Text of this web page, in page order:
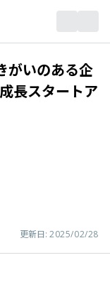
がいのある企
長スタートア
更新日: 2025/02/28